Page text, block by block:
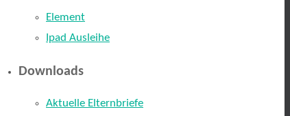
Element
Ipad Ausleihe
Downloads
Aktuelle Elternbriefe